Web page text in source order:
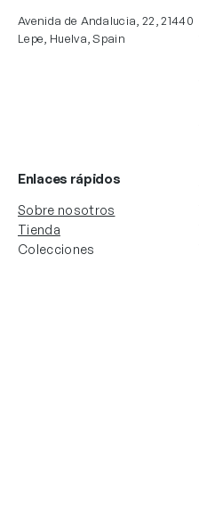
Avenida de Andalucia, 22, 21440
Lepe, Huelva, Spain
Enlaces rápidos
Sobre nosotros
Tienda
Colecciones